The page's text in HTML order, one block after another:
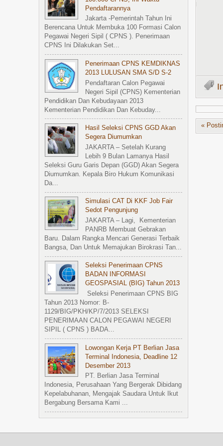
«
Pendaftarannya
Jakarta -Pemerintah Tahun Ini
Berencana Untuk Membuka 100 Formasi Calon
Pegawai Negeri Sipil ( CPNS ). Penerimaan
CPNS Ini Dilakukan Set...
Penerimaan CPNS KEMDIKNAS
2013 LULUSAN SMA S/d S-2
Pendaftaran Calon Pegawai
Negeri Sipil (CPNS) Kementerian
Pendidikan Dan Kebudayaan 2013
Kementerian Pendidikan Dan Kebuday...
Hasil Seleksi CPNS GGD Akan
Segera Diumumkan
JAKARTA – Setelah Kurang
Lebih 9 Bulan Lamanya Hasil
Seleksi Guru Garis Depan (GGD) Akan Segera
Diumumkan. Kepala Biro Hukum Komunikasi
Da...
Simulasi CAT Di KKF Job Fair
Sedot Pengunjung
JAKARTA – Lagi, Kementerian
PANRB Membuat Gebrakan
Baru. Dalam Rangka Mencari Generasi Terbaik
Bangsa, Dan Untuk Memajukan Birokrasi Tan...
Seleksi Penerimaan CPNS
BADAN INFORMASI
GEOSPASIAL (BIG) Tahun 2013
Seleksi Penerimaan CPNS BIG
Tahun 2013 Nomor: B-
1129/BIG/PKH/KP/7/2013 SELEKSI
PENERIMAAN CALON PEGAWAI NEGERI
SIPIL ( CPNS ) BADA...
Lowongan Kerja PT Berlian Jasa
Terminal Indonesia, Deadline 12
Desember 2013
PT. Berlian Jasa Terminal
Indonesia, Perusahaan Yang Bergerak Dibidang
Kepelabuhanan, Mengajak Saudara Untuk Ikut
Bergabung Bersama Kami ...